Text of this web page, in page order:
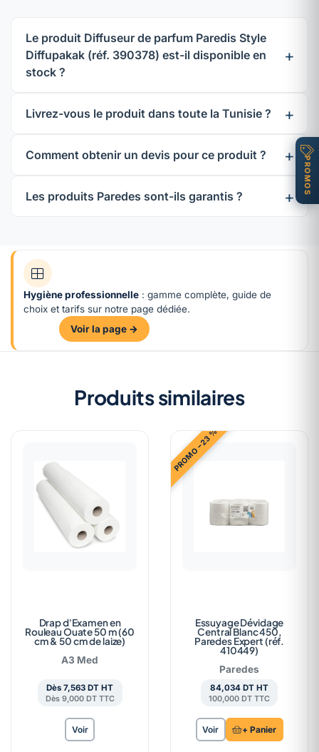
Le produit Diffuseur de parfum Paredis Style
Diffupakak (réf. 390378) est-il disponible en
stock ?
Livrez-vous le produit dans toute la Tunisie ?
Comment obtenir un devis pour ce produit ?
Les produits Paredes sont-ils garantis ?
Hygiène professionnelle : gamme complète, guide de
choix et tarifs sur notre page dédiée.
Voir la page →
Produits similaires
Drap d'Examen en
Rouleau Ouate 50 m (60
cm & 50 cm de laize)
A3 Med
Dès 7,563 DT HT
Dès 9,000 DT TTC
Voir
PROMO −23 %
Essuyage Dévidage
Central Blanc 450,
Paredes Expert (réf.
410449)
Paredes
84,034 DT HT
100,000 DT TTC
Voir + Panier
PROMOS